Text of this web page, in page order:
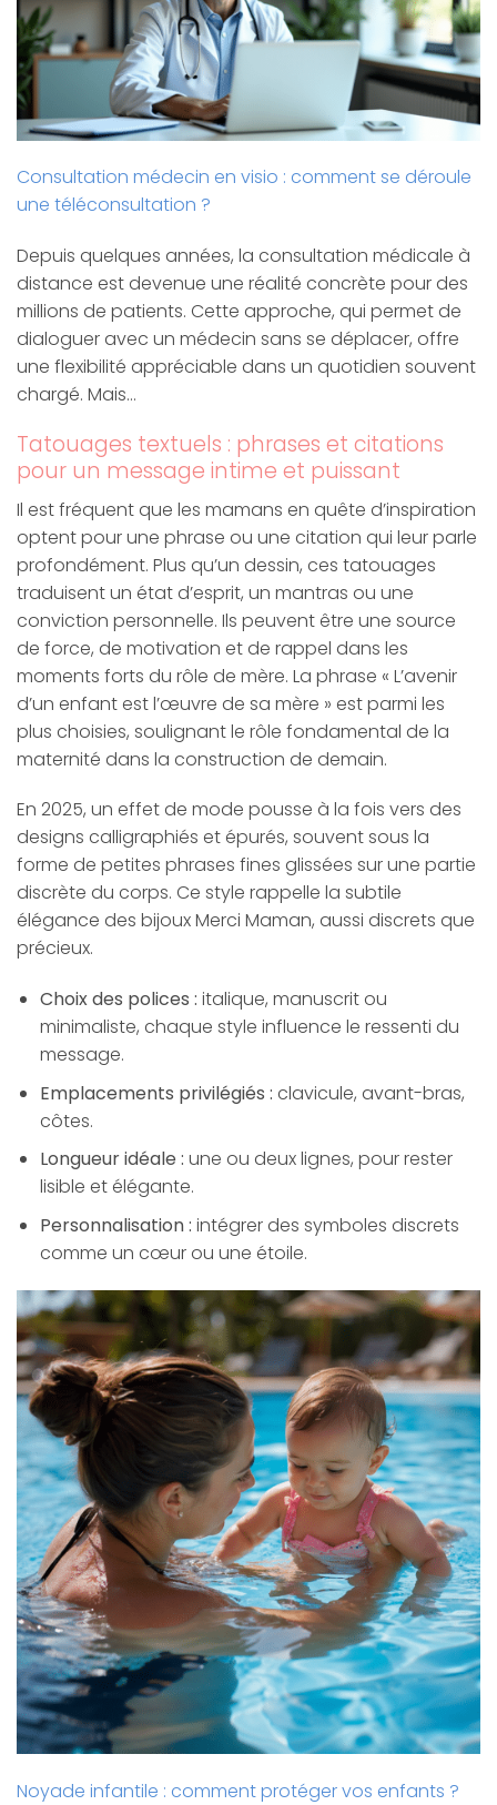
Consultation médecin en visio : comment se déroule
une téléconsultation ?
Depuis quelques années, la consultation médicale à
distance est devenue une réalité concrète pour des
millions de patients. Cette approche, qui permet de
dialoguer avec un médecin sans se déplacer, offre
une flexibilité appréciable dans un quotidien souvent
chargé. Mais…
Tatouages textuels : phrases et citations
pour un message intime et puissant
Il est fréquent que les mamans en quête d’inspiration
optent pour une phrase ou une citation qui leur parle
profondément. Plus qu’un dessin, ces tatouages
traduisent un état d’esprit, un mantras ou une
conviction personnelle. Ils peuvent être une source
de force, de motivation et de rappel dans les
moments forts du rôle de mère. La phrase « L’avenir
d’un enfant est l’œuvre de sa mère » est parmi les
plus choisies, soulignant le rôle fondamental de la
maternité dans la construction de demain.
En 2025, un effet de mode pousse à la fois vers des
designs calligraphiés et épurés, souvent sous la
forme de petites phrases fines glissées sur une partie
discrète du corps. Ce style rappelle la subtile
élégance des bijoux Merci Maman, aussi discrets que
précieux.
Choix des polices : italique, manuscrit ou
minimaliste, chaque style influence le ressenti du
message.
Emplacements privilégiés : clavicule, avant-bras,
côtes.
Longueur idéale : une ou deux lignes, pour rester
lisible et élégante.
Personnalisation : intégrer des symboles discrets
comme un cœur ou une étoile.
Noyade infantile : comment protéger vos enfants ?